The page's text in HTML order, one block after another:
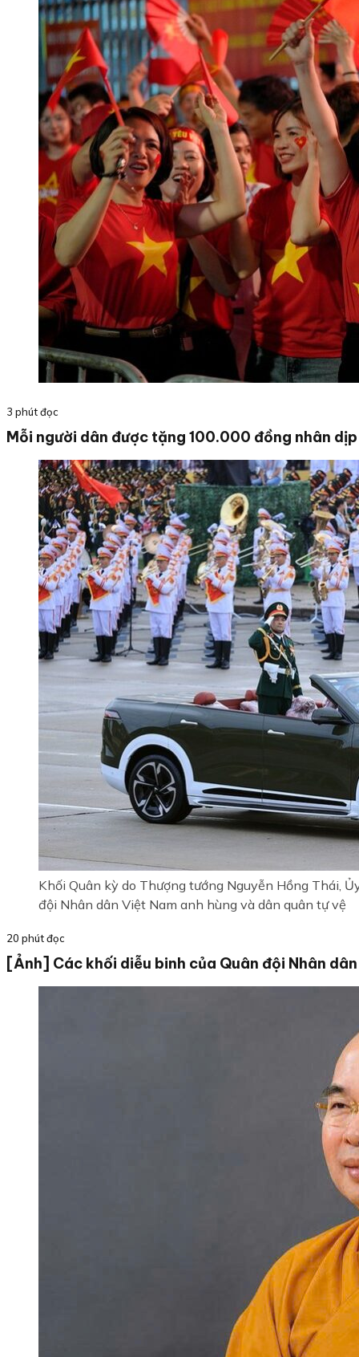
3 phút đọc
Mỗi người dân được tặng 100.000 đồng nhân
Khối Quân kỳ do Thượng tướng Nguyễn Hồng Thái,
đội Nhân dân Việt Nam anh hùng và dân quân tự vệ
20 phút đọc
[Ảnh] Các khối diễu binh của Quân đội Nhân